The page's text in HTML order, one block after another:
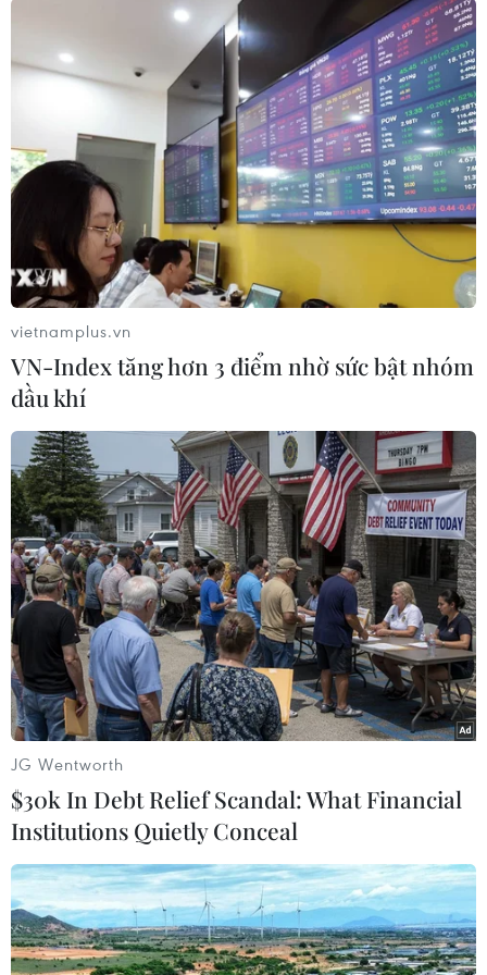
#UNICEF
#Quỹ Nhi đồng Liên hợp quốc
#binh sỹ trẻ em
#sử dụng trẻ em
#đánh bom liều chết
Nigeria
Theo dõi VietnamPlus
TIN LIÊN QUAN
vietnamplus.vn
VN-Index tăng hơn 3 điểm nhờ sức bật nhóm
dầu khí
JG Wentworth
$30k In Debt Relief Scandal: What Financial
Institutions Quietly Conceal